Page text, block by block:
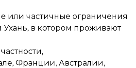
или частичные ограничения
Ухань, в котором проживают
, Франции, Австралии,